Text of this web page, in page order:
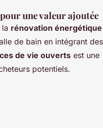
une valeur ajoutée
rénovation énergétique
de bain en intégrant des
de vie ouverts est une
potentiels.